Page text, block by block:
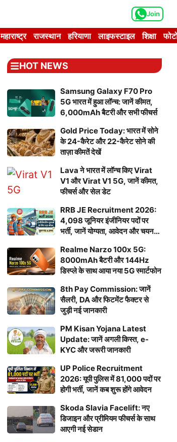
Join
महाराष्ट्र राजस्थान हरियाणा लाइफस्टाइल शिक्षा
HOT NEWS
Samsung Galaxy F70 Pro
5G भारत में हुआ लॉन्च: जानें कीमत,
6,000mAh बैटरी और सभी फीचर्स
Gold Price Today: भारत में सोने
के 24-कैरेट और 22-कैरेट सोने की
ताज़ा कीमतें देखें
Lava ने भारत में लॉन्च किए Virat
V1 और Virat V1 5G, जानें कीमत,
फीचर्स और सेल डेट
RRB JE Recruitment 2026:
4,098 जूनियर इंजीनियर पदों पर
भर्ती, जानें योग्यता, आवेदन और चयन
Realme Narzo 100x 5G:
8000mAh बैटरी और 144Hz
डिस्प्ले के साथ आया नया 5G स्मार्टफोन
8th Pay Commission: जानें
सैलरी, DA और फिटमेंट फैक्टर से
जुड़ी नई जानकारी
PM Kisan Yojana Latest
Update: जानें अगली किस्त, e-
KYC और जरूरी जानकारी
UP Police Recruitment
2026: यूपी पुलिस में 81,000 पदों पर
होगी भर्ती, जानें कब शुरू होंगे आवेदन
Skoda Slavia Facelift: नए
डिजाइन और प्रीमियम फीचर्स के साथ
आएगी नई सेडान